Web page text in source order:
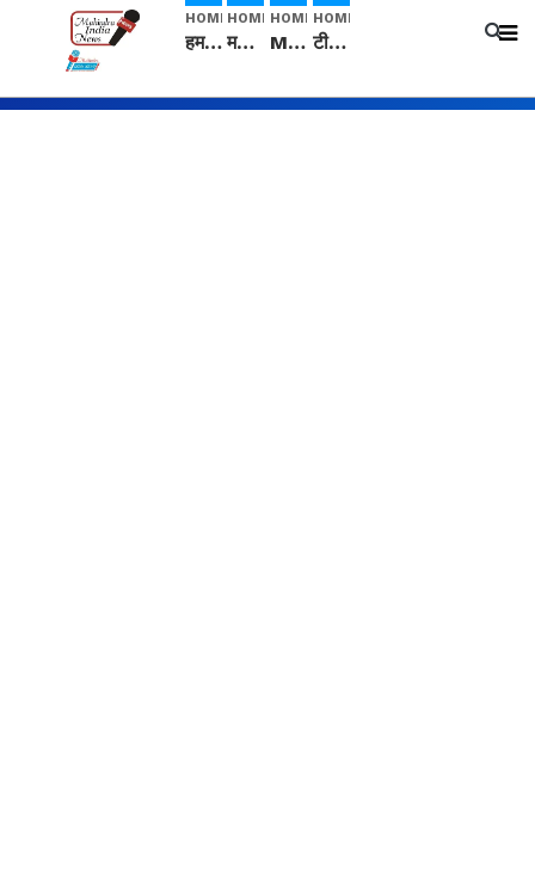
HOME
हम सनातनी..." सांसद kangana Ranaut से क्या बोली लड़की? Viral Jantar-Mantar | CJP protest
HOME
मनीषा हत्याकांड: हत्या, आत्महत्या या कोई बड़ा राज? | Full Story | Josh Haryana
HOME
Mangalsutra: हिंदू धर्म में शादी के बाद मंगलसूत्र क्यों पहनती है महिलाएं, किसने शुरु की ये परंपरा
HOME
टीम बीकेई ने एग्रीकल्चर ग्रेड की यूरिया खाद गट्टों में बदलकर टेक्निकल ग्रेड में बेचने वालों पर करवाई कार्रवाई: लखविंदर सिंह औलख